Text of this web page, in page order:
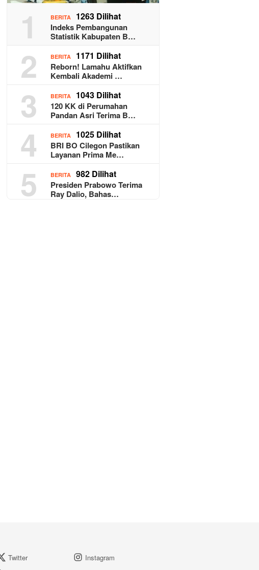
1 BERITA 1263 Dilihat
Indeks Pembangunan
Statistik Kabupaten B…
2 BERITA 1171 Dilihat
Reborn! Lamahu Aktifkan
Kembali Akademi …
3 BERITA 1043 Dilihat
120 KK di Perumahan
Pandan Asri Terima B…
4 BERITA 1025 Dilihat
BRI BO Cilegon Pastikan
Layanan Prima Me…
5 BERITA 982 Dilihat
Presiden Prabowo Terima
Ray Dalio, Bahas…
Twitter
Instagram